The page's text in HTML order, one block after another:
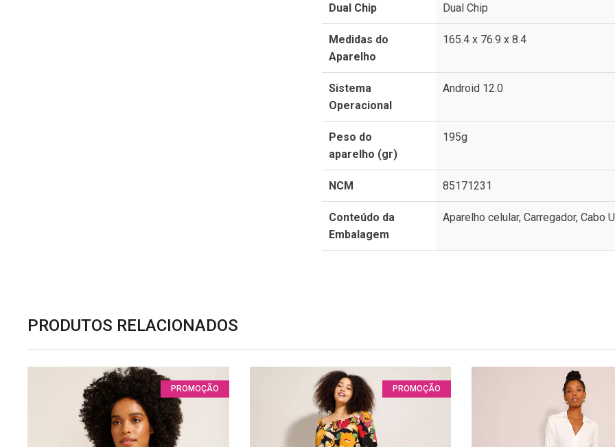
Dual Chip Dual Chip
Medidas do
Aparelho
165.4 x 76.9 x 8.4
Sistema
Operacional
Android 12.0
Peso do
aparelho (gr)
195g
NCM 85171231
Conteúdo da
Embalagem
Aparelho celular, Carregador, Cabo
PRODUTOS RELACIONADOS
PROMOÇÃO PROMOÇÃO